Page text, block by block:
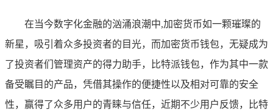
在当今数字化金融的汹涌浪潮中,加密货币如一颗璀璨的
新星，吸引着众多投资者的目光，而加密货币钱包，无疑成为
了投资者们管理资产的得力助手，比特派钱包，作为其中一款
备受瞩目的产品，凭借其操作的便捷性以及相对可靠的安全
性，赢得了众多用户的青睐与信任，近期不少用户反馈，比特